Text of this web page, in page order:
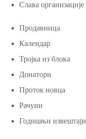
Слава организације
Продавница
Календар
Тројка из блока
Донатори
Проток новца
Рачуни
Годишњи извештаји